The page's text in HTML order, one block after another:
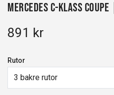
Mercedes C-Klass
891 kr
Rutor
3 bakre rutor